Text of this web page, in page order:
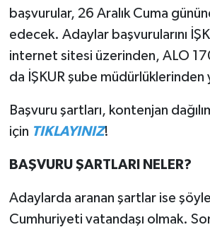
başvurular, 26 Aralık Cuma
edecek. Adaylar başvurularını
internet sitesi üzerinden, ALO
da İŞKUR şube
Başvuru şartları, kontenjan
için TIKLAYINIZ!
BAŞVURU ŞARTLARI NELER?
Adaylarda aranan şartlar ise
Cumhuriyeti vatandaşı olmak.